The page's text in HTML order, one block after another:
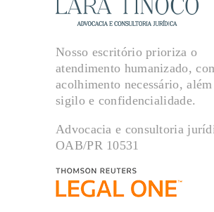
Nosso escritório prioriza o
atendimento humanizado,
acolhimento necessário,
sigilo e confidencialidade.
Advocacia e consultoria
OAB/PR 10531